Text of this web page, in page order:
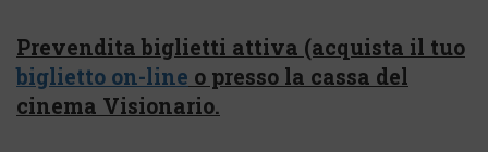
Prevendita biglietti attiva (acquista il tuo
biglietto on-line o presso la cassa del
cinema Visionario.